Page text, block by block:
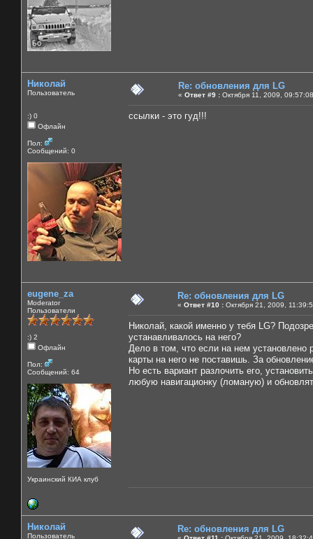
Николай
Пользователь
:) 0
Офлайн
Пол:
Сообщений: 0
Re: обновления для LG
« Ответ #9 : Октября 11, 2009,
ссылки - это гуд!!!
eugene_za
Moderator
Пользователи
:) 2
Офлайн
Пол:
Сообщений: 64
Украинский КИА клуб
Re: обновления для LG
« Ответ #10 : Октября 21, 2009,
Николай, какой именно у тебя LG?
устанавливалось на него?
Дело в том, что если на нем установлено
карты на него не поставишь. За
Но есть вариант разлочить его,
любую навигационку (ломаную) и
Николай
Пользователь
Re: обновления для LG